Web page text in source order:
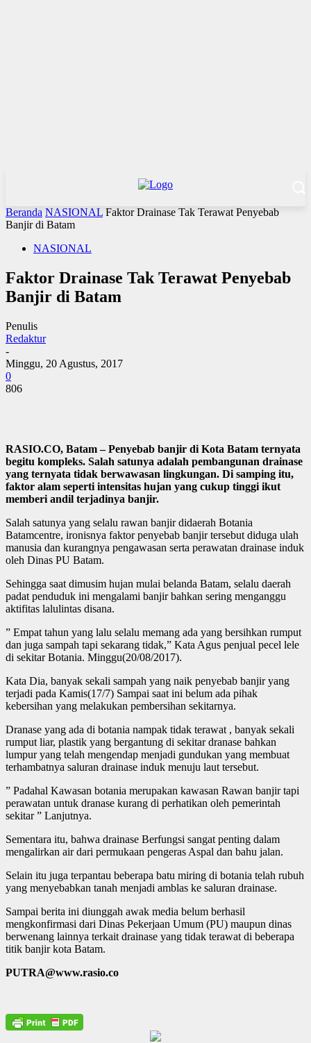
Beranda NASIONAL Faktor Drainase Tak Terawat Penyebab
Banjir di Batam
NASIONAL
Faktor Drainase Tak Terawat Penyebab
Banjir di Batam
Penulis
Redaktur
-
Minggu, 20 Agustus, 2017
0
806
RASIO.CO, Batam – Penyebab banjir di Kota Batam ternyata
begitu kompleks. Salah satunya adalah pembangunan drainase
yang ternyata tidak berwawasan lingkungan. Di samping itu,
faktor alam seperti intensitas hujan yang cukup tinggi ikut
memberi andil terjadinya banjir.
Salah satunya yang selalu rawan banjir didaerah Botania
Batamcentre, ironisnya faktor penyebab banjir tersebut diduga ulah
manusia dan kurangnya pengawasan serta perawatan drainase induk
oleh Dinas PU Batam.
Sehingga saat dimusim hujan mulai belanda Batam, selalu daerah
padat penduduk ini mengalami banjir bahkan sering menganggu
aktifitas lalulintas disana.
” Empat tahun yang lalu selalu memang ada yang bersihkan rumput
dan juga sampah tapi sekarang tidak,” Kata Agus penjual pecel lele
di sekitar Botania. Minggu(20/08/2017).
Kata Dia, banyak sekali sampah yang naik penyebab banjir yang
terjadi pada Kamis(17/7) Sampai saat ini belum ada pihak
kebersihan yang melakukan pembersihan sekitarnya.
Dranase yang ada di botania nampak tidak terawat , banyak sekali
rumput liar, plastik yang bergantung di sekitar dranase bahkan
lumpur yang telah mengendap menjadi gundukan yang membuat
terhambatnya saluran drainase induk menuju laut tersebut.
” Padahal Kawasan botania merupakan kawasan Rawan banjir tapi
perawatan untuk dranase kurang di perhatikan oleh pemerintah
sekitar ” Lanjutnya.
Sementara itu, bahwa drainase Berfungsi sangat penting dalam
mengalirkan air dari permukaan pengeras Aspal dan bahu jalan.
Selain itu juga terpantau beberapa batu miring di botania telah rubuh
yang menyebabkan tanah menjadi amblas ke saluran drainase.
Sampai berita ini diunggah awak media belum berhasil
mengkonfirmasi dari Dinas Pekerjaan Umum (PU) maupun dinas
berwenang lainnya terkait drainase yang tidak terawat di beberapa
titik banjir kota Batam.
PUTRA@www.rasio.co